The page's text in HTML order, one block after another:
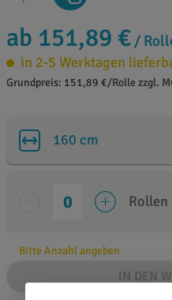
ab 151,89 € /
in 2-5 Werktagen
Grundpreis: 151,89 €/Rolle zzgl.
160 cm
Rollen
Bitte Anzahl angeben
IN DEN